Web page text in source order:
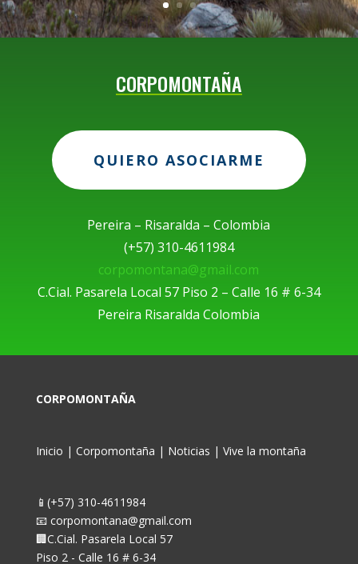
CORPOMONTAÑA
QUIERO ASOCIARME
Pereira – Risaralda – Colombia
(+57) 310-4611984
corpomontana@gmail.com
C.Cial. Pasarela Local 57 Piso 2 – Calle 16 # 6-34
Pereira Risaralda Colombia
CORPOMONTAÑA
Inicio | Corpomontaña | Noticias | Vive la montaña
📱(+57) 310-4611984
📧 corpomontana@gmail.com
🏢C.Cial. Pasarela Local 57
Piso 2 - Calle 16 # 6-34